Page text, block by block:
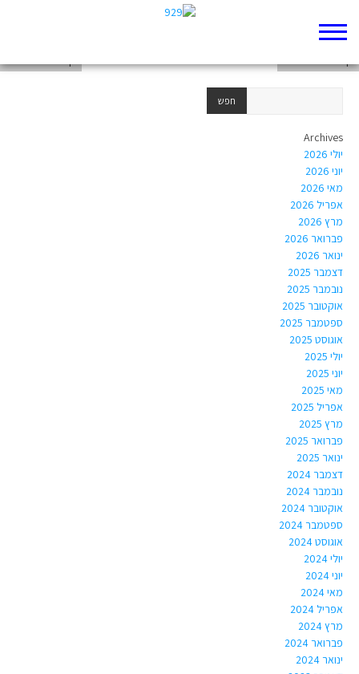
Archives
יולי 2026
יוני 2026
מאי 2026
אפריל 2026
מרץ 2026
פברואר 2026
ינואר 2026
דצמבר 2025
נובמבר 2025
אוקטובר 2025
ספטמבר 2025
אוגוסט 2025
יולי 2025
יוני 2025
מאי 2025
אפריל 2025
מרץ 2025
פברואר 2025
ינואר 2025
דצמבר 2024
נובמבר 2024
אוקטובר 2024
ספטמבר 2024
אוגוסט 2024
יולי 2024
יוני 2024
מאי 2024
אפריל 2024
מרץ 2024
פברואר 2024
ינואר 2024